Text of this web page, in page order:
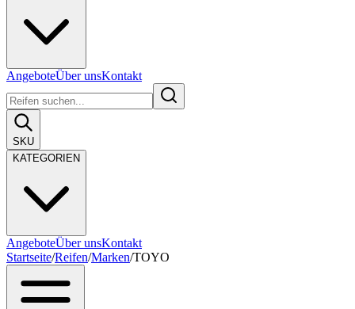
AngeboteÜber unsKontakt
SKU
KATEGORIEN
AngeboteÜber unsKontakt
Startseite/Reifen/Marken/TOYO